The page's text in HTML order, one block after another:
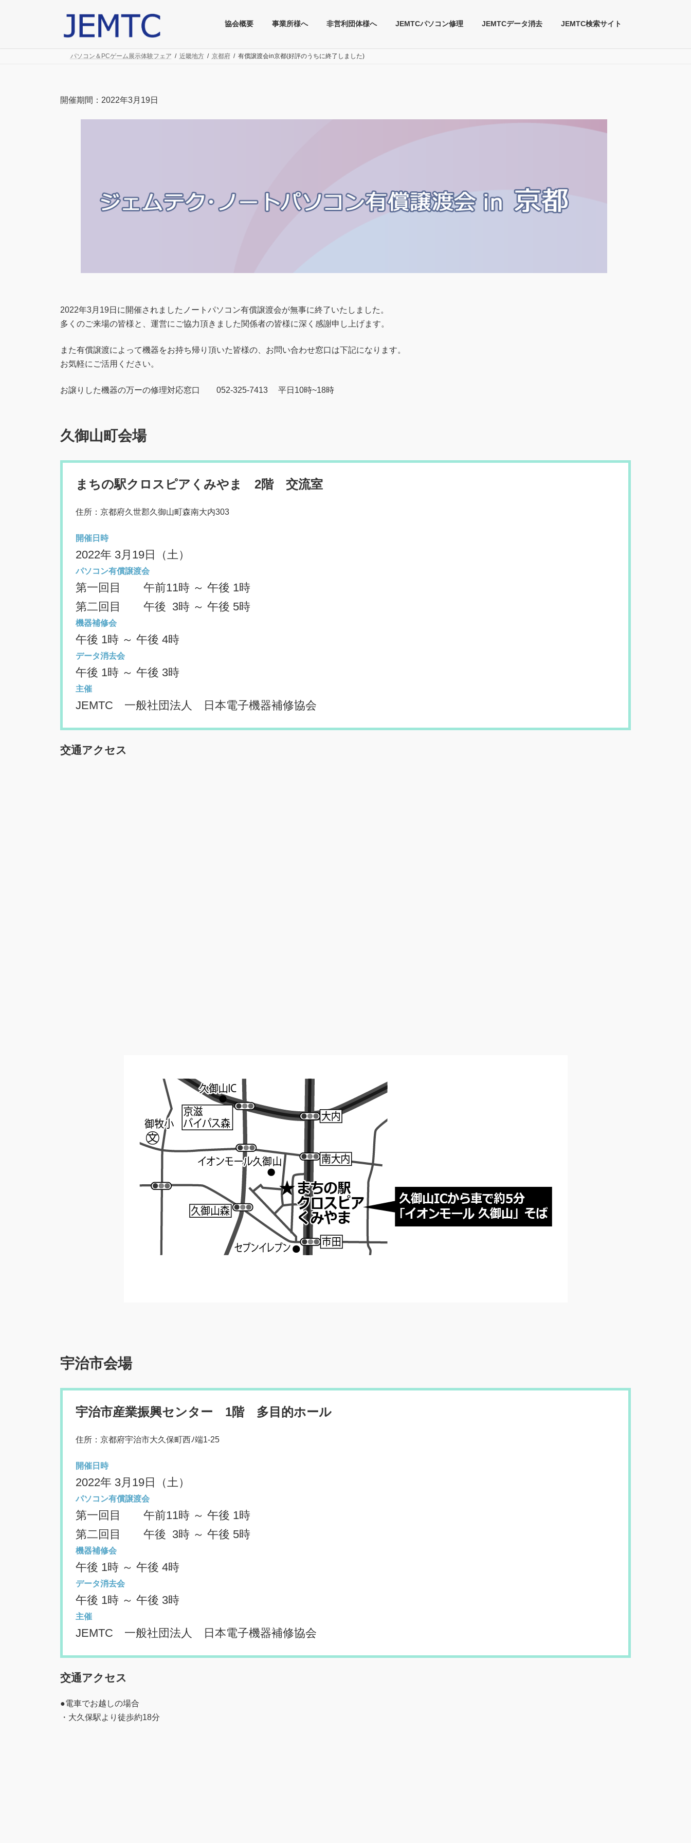
協会概要 事業所様へ 非営利団体様へ JEMTCパソコン修理 JEMTCデータ消去 JEMTC検索サイト
パソコン＆PCゲーム展示体験フェア 近畿地方 京都府 有償譲渡会in京都(好評のうちに終了しました)
開催期間：2022年3月19日
2022年3月19日に開催されましたノートパソコン有償譲渡会が無事に終了いたしました。
多くのご来場の皆様と、運営にご協力頂きました関係者の皆様に深く感謝申し上げます。
また有償譲渡によって機器をお持ち帰り頂いた皆様の、お問い合わせ窓口は下記になります。
お気軽にご活用ください。
お譲りした機器の万ーの修理対応窓口 052-325-7413 平日10時~18時
久御山町会場
まちの駅クロスピアくみやま 2階 交流室
住所：京都府久世郡久御山町森南大内303
開催日時
2022年 3月19日（土）
パソコン有償譲渡会
第一回目 午前11時 ～ 午後 1時
第二回目 午後 3時 ～ 午後 5時
機器補修会
午後 1時 ～ 午後 4時
データ消去会
午後 1時 ～ 午後 3時
主催
JEMTC 一般社団法人 日本電子機器補修協会
交通アクセス
宇治市会場
宇治市産業振興センター 1階 多目的ホール
住所：京都府宇治市大久保町西ﾉ端1-25
開催日時
2022年 3月19日（土）
パソコン有償譲渡会
第一回目 午前11時 ～ 午後 1時
第二回目 午後 3時 ～ 午後 5時
機器補修会
午後 1時 ～ 午後 4時
データ消去会
午後 1時 ～ 午後 3時
主催
JEMTC 一般社団法人 日本電子機器補修協会
交通アクセス
●電車でお越しの場合
・大久保駅より徒歩約18分